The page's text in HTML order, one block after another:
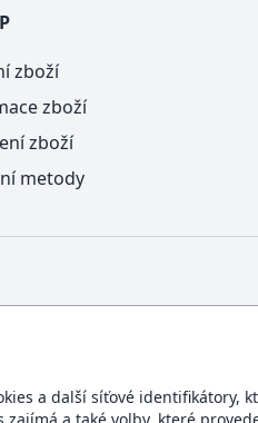
a další síťové identifikátory,
zboží
zboží
zboží
metody